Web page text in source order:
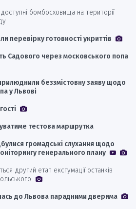
бомбосховища на території
перевірку готовності укриттів
Садового через московського попа
беззмістовну заяву щодо
у Львові
тестова маршрутка
громадські слухання щодо
генерального плану
другий етап ексгумації останків
до Львова парадними дверима